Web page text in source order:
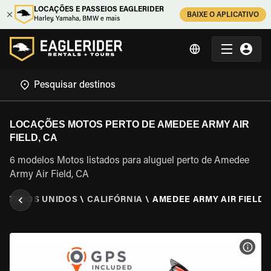
LOCAÇÕES E PASSEIOS EAGLERIDER
Harley, Yamaha, BMW e mais
BAIXE O APLICATIVO
LOCAÇÕES MOTOS PERTO DE AMEDEE ARMY AIR
FIELD, CA
6 modelos Motos listados para aluguel perto de Amedee
Army Air Field, CA
UNIDOS \ CALIFÓRNIA \ AMEDEE ARMY AIR FIELD,
VER